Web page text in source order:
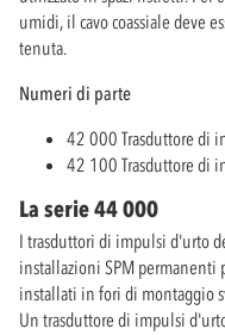
umidi, il cavo coassiale deve
tenuta.
Numeri di parte
42 000 Trasduttore di
42 100 Trasduttore di
La serie 44 000
I trasduttori di impulsi d'urto
installazioni SPM
installati in fori di montaggio
Un trasduttore di impulsi